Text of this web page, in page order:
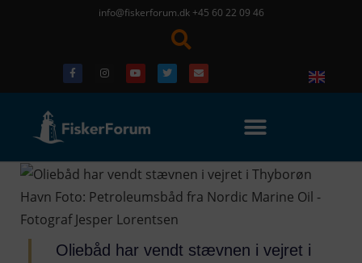
info@fiskerforum.dk +45 60 22 09 46
Oliebåd har vendt stævnen i vejret i